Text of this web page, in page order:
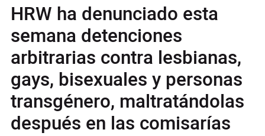
HRW ha denunciado esta
semana detenciones
arbitrarias contra lesbianas,
gays, bisexuales y personas
transgénero, maltratándolas
después en las comisarías